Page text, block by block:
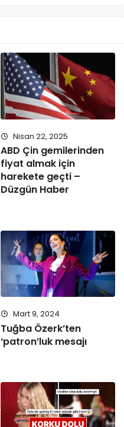
Nisan 22, 2025
ABD Çin gemilerinden
fiyat almak için
harekete geçti –
Düzgün Haber
Mart 9, 2024
Tuğba Özerk’ten
‘patron’luk mesajı